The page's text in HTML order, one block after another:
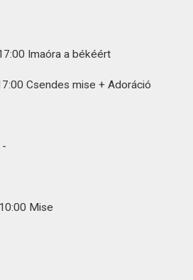
Imaóra a békéért
Csendes mise + Adoráció
-
10:00 Mise